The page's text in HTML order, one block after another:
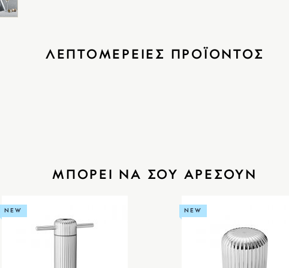
ΛΕΠΤΟΜΕΡΕΙΕΣ ΠΡΟΪΟΝΤΟΣ
ΜΠΟΡΕΙ ΝΑ ΣΟΥ ΑΡΕΣΟΥΝ
NEW NEW